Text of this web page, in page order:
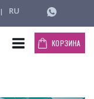
| RU
КОРЗИНА